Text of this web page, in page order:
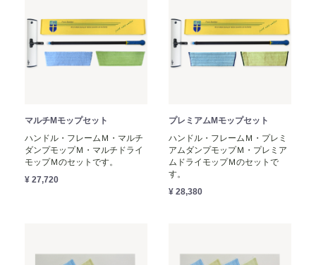
マルチMモップセット
ハンドル・フレームＭ・マルチ
ダンプモップＭ・マルチドライ
モップＭのセットです。
¥ 27,720
プレミアムMモップセット
ハンドル・フレームＭ・プレミ
アムダンプモップＭ・プレミア
ムドライモップＭのセットで
す。
¥ 28,380